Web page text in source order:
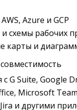
Azure и GCP
схемы рабочих
карты и
G Suite, Google
Microsoft
и другими